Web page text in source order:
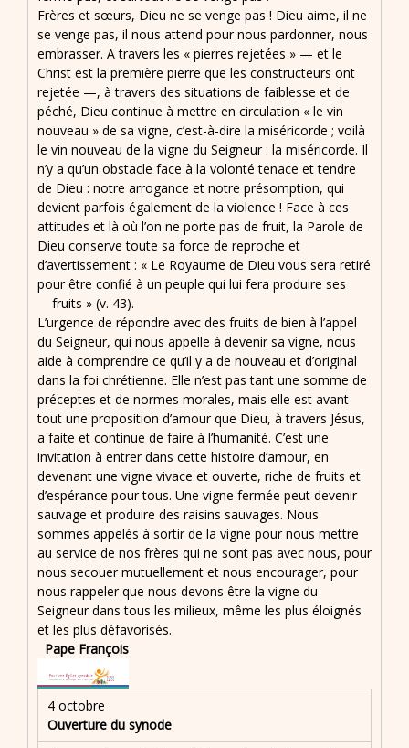
Frères et sœurs, Dieu ne se venge pas ! Dieu aime, il ne
se venge pas, il nous attend pour nous pardonner, nous
embrasser. A travers les « pierres rejetées » — et le
Christ est la première pierre que les constructeurs ont
rejetée —, à travers des situations de faiblesse et de
péché, Dieu continue à mettre en circulation « le vin
nouveau » de sa vigne, c’est-à-dire la miséricorde ; voilà
le vin nouveau de la vigne du Seigneur : la miséricorde. Il
n’y a qu’un obstacle face à la volonté tenace et tendre
de Dieu : notre arrogance et notre présomption, qui
devient parfois également de la violence ! Face à ces
attitudes et là où l’on ne porte pas de fruit, la Parole de
Dieu conserve toute sa force de reproche et
d’avertissement : « Le Royaume de Dieu vous sera retiré
pour être confié à un peuple qui lui fera produire ses
fruits » (v. 43).
L’urgence de répondre avec des fruits de bien à l’appel
du Seigneur, qui nous appelle à devenir sa vigne, nous
aide à comprendre ce qu’il y a de nouveau et d’original
dans la foi chrétienne. Elle n’est pas tant une somme de
préceptes et de normes morales, mais elle est avant
tout une proposition d’amour que Dieu, à travers Jésus,
a faite et continue de faire à l’humanité. C’est une
invitation à entrer dans cette histoire d’amour, en
devenant une vigne vivace et ouverte, riche de fruits et
d’espérance pour tous. Une vigne fermée peut devenir
sauvage et produire des raisins sauvages. Nous
sommes appelés à sortir de la vigne pour nous mettre
au service de nos frères qui ne sont pas avec nous, pour
nous secouer mutuellement et nous encourager, pour
nous rappeler que nous devons être la vigne du
Seigneur dans tous les milieux, même les plus éloignés
et les plus défavorisés.
Pape François
4 octobre
Ouverture du synode